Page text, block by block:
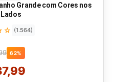
Grande com Cores nos
Lados
(1.564)
62%